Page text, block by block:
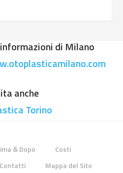
di Milano
anche
Torino
& Dopo
Costi
Contatti Mappa del Sito